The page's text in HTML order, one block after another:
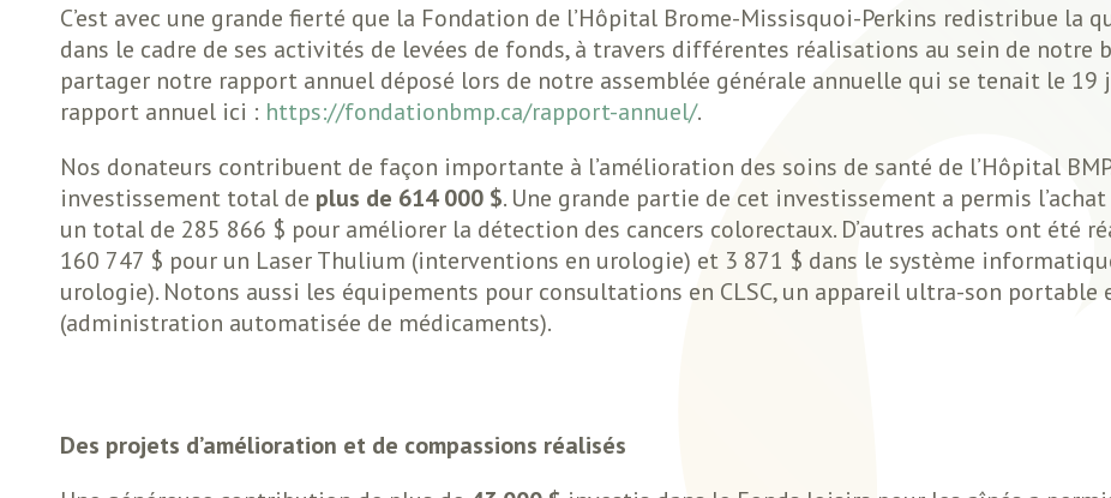
C’est avec une grande fierté que la Fondation de l’Hôpital Brome-Missisquoi-Perkins redistribue la
dans le cadre de ses activités de levées de fonds, à travers différentes réalisations au sein de
partager notre rapport annuel déposé lors de notre assemblée générale annuelle qui se tenait le 19
rapport annuel ici : https://fondationbmp.ca/rapport-annuel/.
Nos donateurs contribuent de façon importante à l’amélioration des soins de santé de l’Hôpital
investissement total de plus de 614 000 $. Une grande partie de cet investissement a permis
un total de 285 866 $ pour améliorer la détection des cancers colorectaux. D’autres achats ont été
160 747 $ pour un Laser Thulium (interventions en urologie) et 3 871 $ dans le système
urologie). Notons aussi les équipements pour consultations en CLSC, un appareil ultra-son portable
(administration automatisée de médicaments).
Des projets d’amélioration et de compassions réalisés